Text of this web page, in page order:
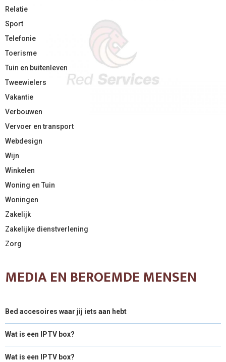
Relatie
Sport
Telefonie
Toerisme
Tuin en buitenleven
Tweewielers
Vakantie
Verbouwen
Vervoer en transport
Webdesign
Wijn
Winkelen
Woning en Tuin
Woningen
Zakelijk
Zakelijke dienstverlening
Zorg
MEDIA EN BEROEMDE MENSEN
Bed accesoires waar jij iets aan hebt
Wat is een IPTV box?
Wat is een IPTV box?